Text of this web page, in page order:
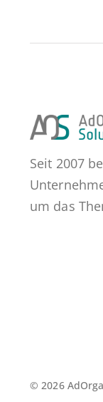
Seit 2007
um das
© 2026